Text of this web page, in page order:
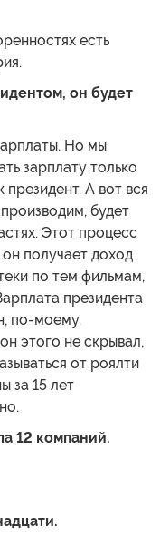
есть
он будет
Но мы
зарплату только
А вот вся
будет
Этот процесс
получает доход
по тем фильмам,
президента
по-моему.
этого не скрывал,
от роялти
за 15 лет
12 компаний.